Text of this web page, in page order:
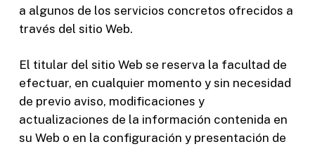
a algunos de los servicios concretos ofrecidos a
través del sitio Web.
El titular del sitio Web se reserva la facultad de
efectuar, en cualquier momento y sin necesidad
de previo aviso, modificaciones y
actualizaciones de la información contenida en
su Web o en la configuración y presentación de